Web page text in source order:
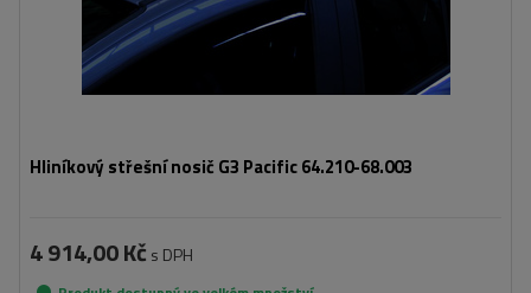
Hliníkový střešní nosič G3 Pacific 64.210-68.003
4 914,00 Kč s DPH